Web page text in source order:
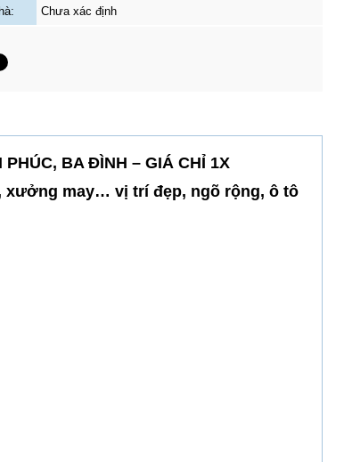
Chưa xác định
PHÚC, BA ĐÌNH – GIÁ CHỈ 1X
xưởng may… vị trí đẹp, ngõ rộng, ô tô